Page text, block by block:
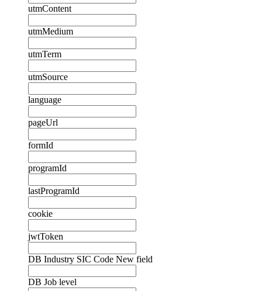
utmContent
utmMedium
utmTerm
utmSource
language
pageUrl
formId
programId
lastProgramId
cookie
jwtToken
DB Industry SIC Code New field
DB Job level